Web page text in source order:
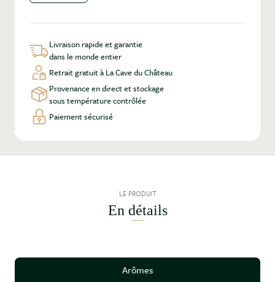
Livraison rapide et garantie
dans le monde entier
Retrait gratuit à La Cave du Château
Provenance en direct et stockage
sous température contrôlée
Paiement sécurisé
LE PRODUIT
En détails
Arômes